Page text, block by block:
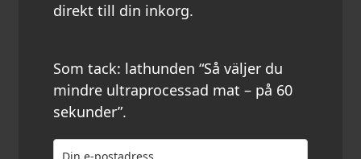
direkt till din inkorg.
Som tack: lathunden “Så väljer du
mindre ultraprocessad mat – på 60
sekunder”.